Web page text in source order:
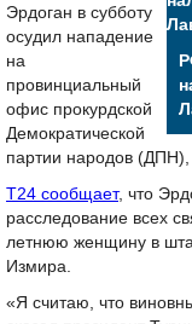
Эрдоган в субботу
осудил нападение
на
провинциальный
офис прокурдской
Демократической
партии народов (ДПН),
Т24 сообщает, что
расследование всех
летнюю женщину в
Измира.
«Я считаю, что